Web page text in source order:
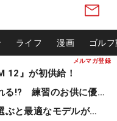
メルマガ登録
ライフ 漫画 ゴル
12』が初供給！
憧れのオーガスタも回れる!? 練習のお供に優秀な一品
MOI × フェース開閉で選ぶと最適なモデルが見つかる